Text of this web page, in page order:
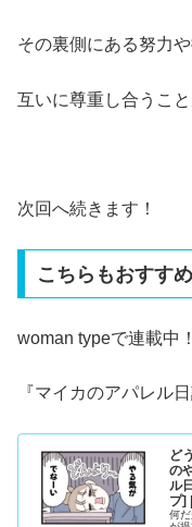
その裏側にある努力
互いに尊重し合うこと
次回へ続きます！
こちらもおすすめ
woman typeで連載中！
『マイカのアパレル日
ど
の
ル
プ]
何